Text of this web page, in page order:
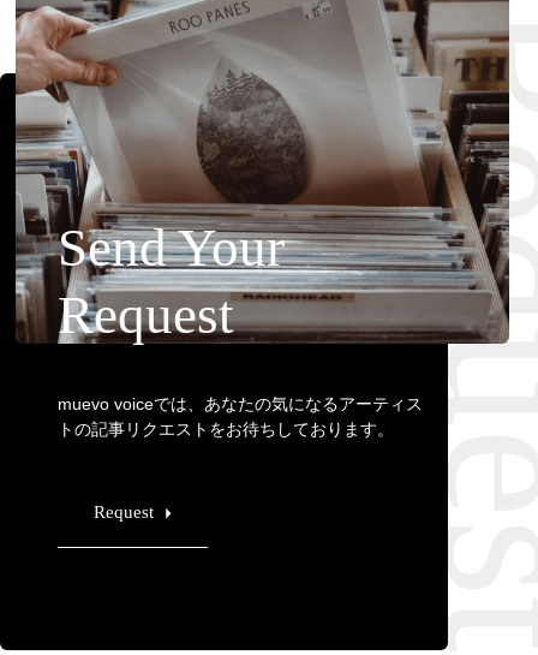
Send Your
Request
muevo voiceでは、あなたの気になるアーティス
トの記事リクエストをお待ちしております。
Request